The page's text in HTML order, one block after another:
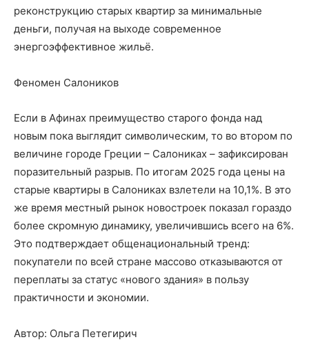
реконструкцию старых квартир за минимальные
деньги, получая на выходе современное
энергоэффективное жильё.
Феномен Салоников
Если в Афинах преимущество старого фонда над
новым пока выглядит символическим, то во втором по
величине городе Греции – Салониках – зафиксирован
поразительный разрыв. По итогам 2025 года цены на
старые квартиры в Салониках взлетели на 10,1%. В это
же время местный рынок новостроек показал гораздо
более скромную динамику, увеличившись всего на 6%.
Это подтверждает общенациональный тренд:
покупатели по всей стране массово отказываются от
переплаты за статус «нового здания» в пользу
практичности и экономии.
Автор: Ольга Петегирич